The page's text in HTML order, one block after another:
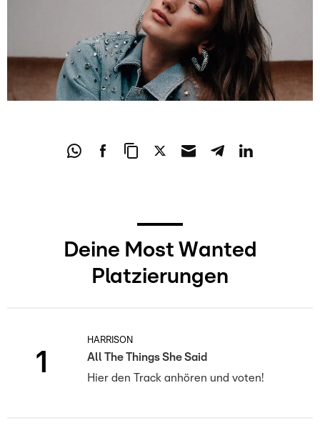
Deine Most Wanted
Platzierungen
1
HARRISON
All The Things She Said
Hier den Track anhören und voten!